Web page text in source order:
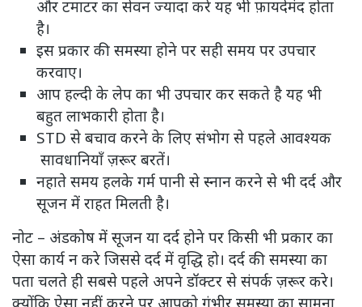
और टमाटर का सेवन ज्यादा करे यह भी फ़ायदेमंद होता
है।
इस प्रकार की समस्या होने पर सही समय पर उपचार
करवाए।
आप हल्दी के लेप का भी उपचार कर सकते है यह भी
बहुत लाभकारी होता है।
STD से बचाव करने के लिए संभोग से पहले आवश्यक
सावधानियाँ ज़रूर बरतें।
नहाते समय हलके गर्म पानी से स्नान करने से भी दर्द और
सूजन में राहत मिलती है।
नोट – अंडकोष में सूजन या दर्द होने पर किसी भी प्रकार का
ऐसा कार्य न करे जिससे दर्द में वृद्धि हो। दर्द की समस्या का
पता चलते ही सबसे पहले अपने डॉक्टर से संपर्क ज़रूर करे।
क्योंकि ऐसा नहीं करने पर आपको गंभीर समस्या का सामना